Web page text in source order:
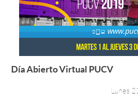
Día Abierto Virtual PUCV
Lunes